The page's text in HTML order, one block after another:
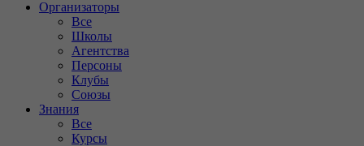
Организаторы
Все
Школы
Агентства
Персоны
Клубы
Союзы
Знания
Все
Курсы